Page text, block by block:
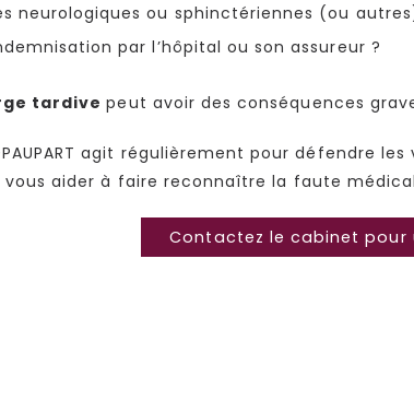
neurologiques ou sphinctériennes (ou
par l’hôpital ou son assureur ?
tardivepeut avoir des conséquences
PAUPART agit régulièrement pour défendre
aider à faire reconnaître la faute
Contactez le cabinet pour